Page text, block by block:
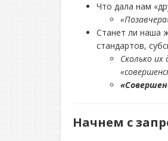
Что дала нам
Станет ли наша
стандартов,
Сколько
Начнем с